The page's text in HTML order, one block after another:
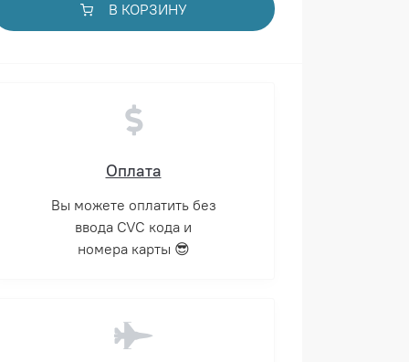
В КОРЗИНУ
Оплата
Вы можете оплатить без
ввода CVC кода и
номера карты 😎